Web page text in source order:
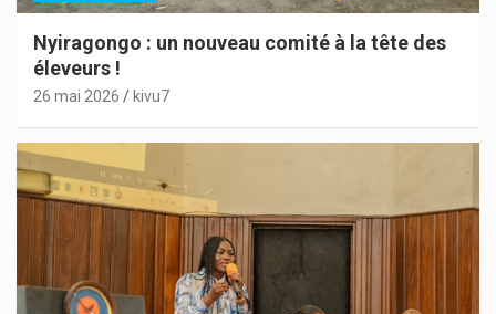
Nyiragongo : un nouveau comité à la tête des
éleveurs !
26 mai 2026 kivu7